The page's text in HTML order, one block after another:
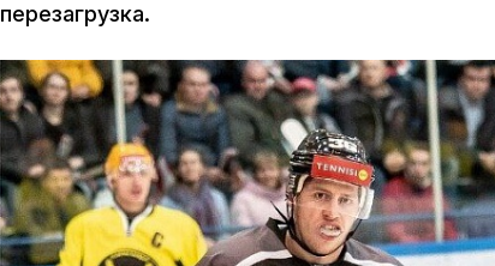
перезагрузка.